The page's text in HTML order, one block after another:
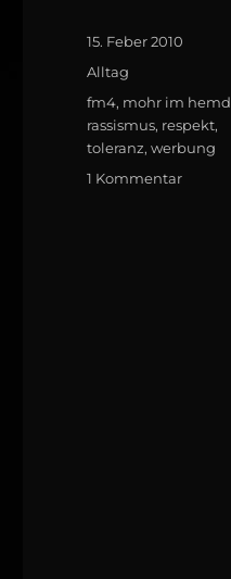
Posted
on
15. Feber 2010
Categories
Alltag
Tags
fm4, mohr im hemd
rassismus, respekt,
toleranz,werbung
1 Kommentarzu